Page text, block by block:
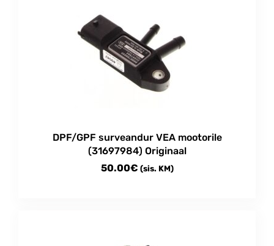
DPF/GPF surveandur VEA mootorile
(31697984) Originaal
50.00€ (sis. KM)